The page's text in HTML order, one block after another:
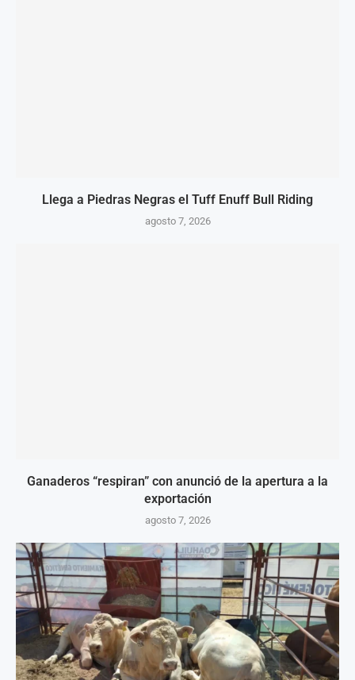
Llega a Piedras Negras el Tuff Enuff Bull Riding
agosto 7, 2026
Ganaderos “respiran” con anunció de la apertura a la
exportación
agosto 7, 2026